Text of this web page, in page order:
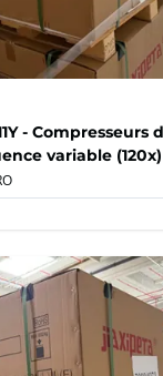
-
variable (120x)